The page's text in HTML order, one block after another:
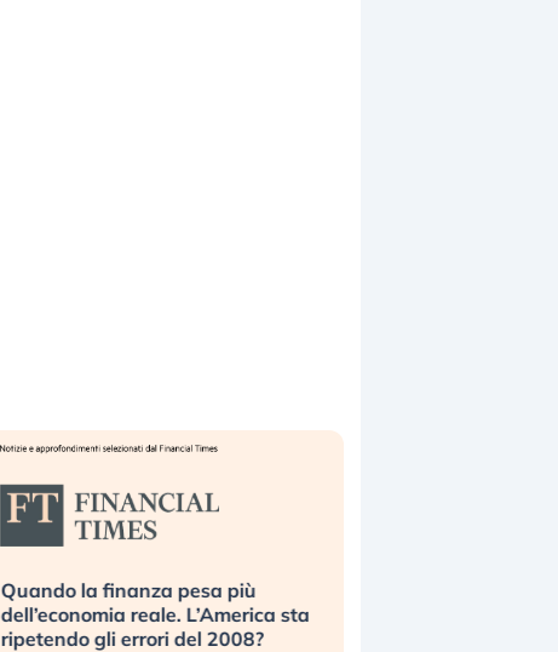
Quando la finanza pesa più
dell’economia reale. L’America sta
ripetendo gli errori del 2008?